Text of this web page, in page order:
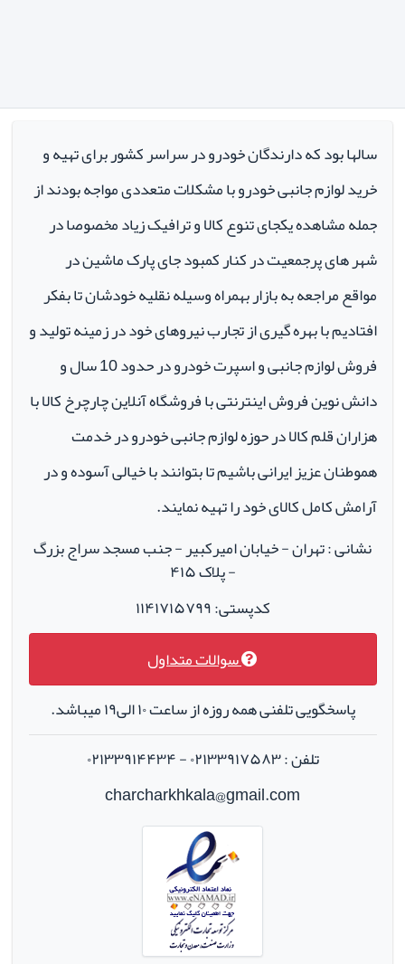
سالها بود که دارندگان خودرو در سراسر کشور برای تهیه و
خرید لوازم جانبی خودرو با مشکلات متعددی مواجه بودند از
جمله مشاهده یکجای تنوع کالا و ترافیک زیاد مخصوصا در
شهر های پرجمعیت در کنار کمبود جای پارک ماشین در
مواقع مراجعه به بازار بهمراه وسیله نقلیه خودشان تا بفکر
افتادیم با بهره گیری از تجارب نیروهای خود در زمینه تولید و
فروش لوازم جانبی و اسپرت خودرو در حدود 10 سال و
دانش نوین فروش اینترنتی با فروشگاه آنلاین چارچرخ کالا با
هزاران قلم کالا در حوزه لوازم جانبی خودرو در خدمت
هموطنان عزیز ایرانی باشیم تا بتوانند با خیالی آسوده و در
آرامش کامل کالای خود را تهیه نمایند.
نشانی : تهران - خیابان امیرکبیر - جنب مسجد سراج بزرگ
- پلاک ۴۱۵
کدپستی: ۱۱۴۱۷۱۵۷۹۹
سوالات متداول
پاسخگویی تلفنی همه روزه از ساعت ۱۰ الی۱۹ میباشد.
تلفن : ۰۲۱۳۳۹۱۷۵۸۳ - ۰۲۱۳۳۹۱۴۴۳۴
charcharkhkala@gmail.com